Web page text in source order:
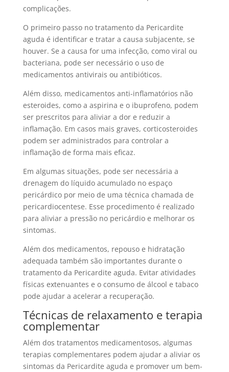
complicações.
O primeiro passo no tratamento da Pericardite
aguda é identificar e tratar a causa subjacente, se
houver. Se a causa for uma infecção, como viral ou
bacteriana, pode ser necessário o uso de
medicamentos antivirais ou antibióticos.
Além disso, medicamentos anti-inflamatórios não
esteroides, como a aspirina e o ibuprofeno, podem
ser prescritos para aliviar a dor e reduzir a
inflamação. Em casos mais graves, corticosteroides
podem ser administrados para controlar a
inflamação de forma mais eficaz.
Em algumas situações, pode ser necessária a
drenagem do líquido acumulado no espaço
pericárdico por meio de uma técnica chamada de
pericardiocentese. Esse procedimento é realizado
para aliviar a pressão no pericárdio e melhorar os
sintomas.
Além dos medicamentos, repouso e hidratação
adequada também são importantes durante o
tratamento da Pericardite aguda. Evitar atividades
físicas extenuantes e o consumo de álcool e tabaco
pode ajudar a acelerar a recuperação.
Técnicas de relaxamento e terapia
complementar
Além dos tratamentos medicamentosos, algumas
terapias complementares podem ajudar a aliviar os
sintomas da Pericardite aguda e promover um bem-